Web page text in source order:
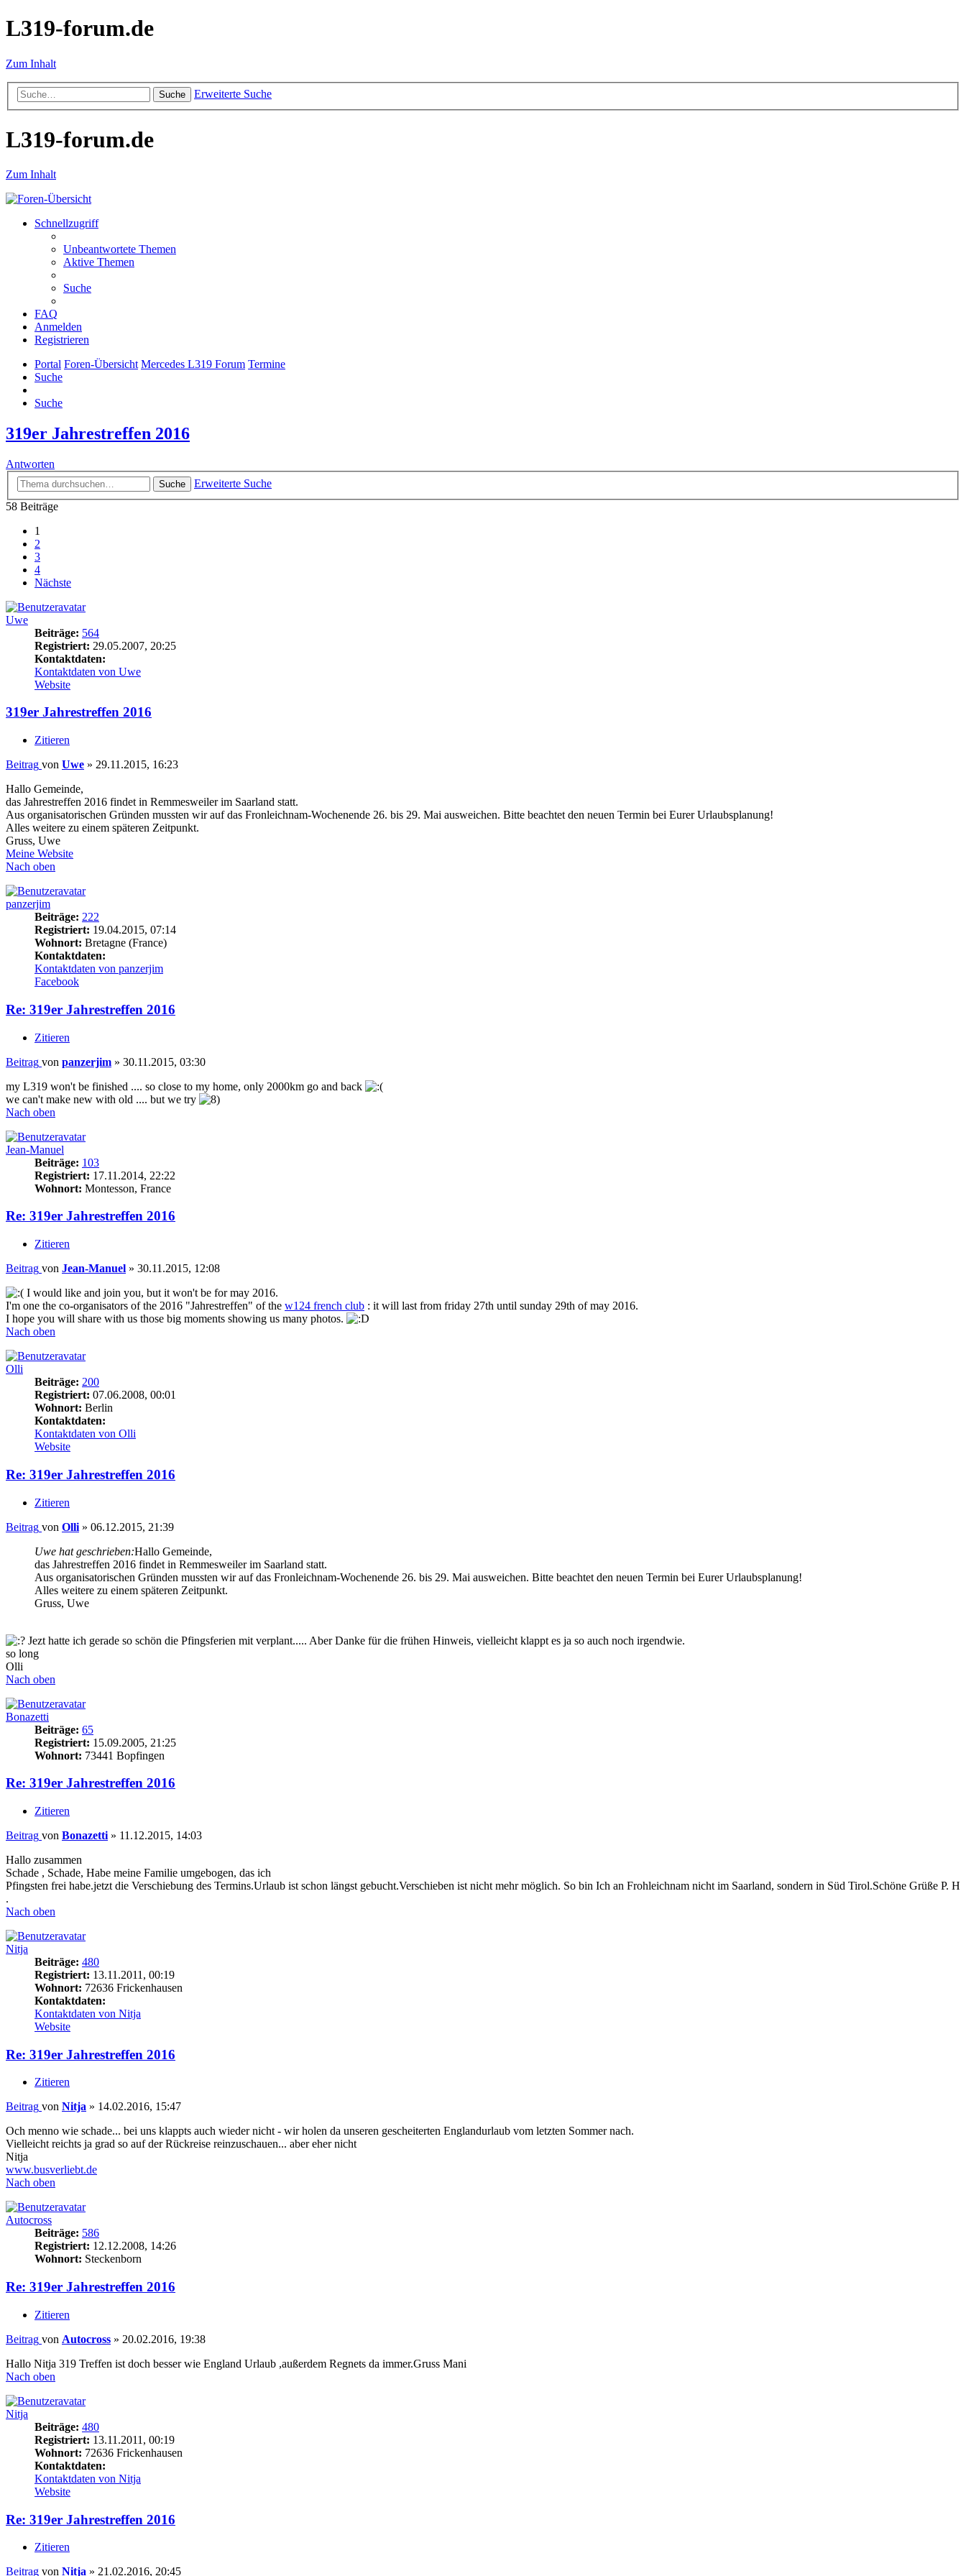
L319-forum.de
Zum Inhalt
Suche Erweiterte Suche
L319-forum.de
Zum Inhalt
Schnellzugriff
Unbeantwortete Themen
Aktive Themen
Suche
FAQ
Anmelden
Registrieren
Portal Foren-Übersicht Mercedes L319 Forum Termine
Suche
Suche
319er Jahrestreffen 2016
Antworten
Suche
Erweiterte Suche
58 Beiträge
1
2
3
4
Nächste
Uwe
Beiträge: 564
Registriert: 29.05.2007, 20:25
Kontaktdaten:
Kontaktdaten von Uwe
Website
319er Jahrestreffen 2016
Zitieren
Beitrag von Uwe » 29.11.2015, 16:23
Hallo Gemeinde,
das Jahrestreffen 2016 findet in Remmesweiler im Saarland statt.
Aus organisatorischen Gründen mussten wir auf das Fronleichnam-Wochenende 26. bis 29. Mai ausweichen. Bitte beachtet den neuen Termin bei Eurer Urlaubsplanung!
Alles weitere zu einem späteren Zeitpunkt.
Gruss, Uwe
Meine Website
Nach oben
panzerjim
Beiträge: 222
Registriert: 19.04.2015, 07:14
Wohnort: Bretagne (France)
Kontaktdaten:
Kontaktdaten von panzerjim
Facebook
Re: 319er Jahrestreffen 2016
Zitieren
Beitrag von panzerjim » 30.11.2015, 03:30
my L319 won't be finished .... so close to my home, only 2000km go and back
we can't make new with old .... but we try
Nach oben
Jean-Manuel
Beiträge: 103
Registriert: 17.11.2014, 22:22
Wohnort: Montesson, France
Re: 319er Jahrestreffen 2016
Zitieren
Beitrag von Jean-Manuel » 30.11.2015, 12:08
I would like and join you, but it won't be for may 2016.
I'm one the co-organisators of the 2016 "Jahrestreffen" of the w124 french club : it will last from friday 27th until sunday 29th of may 2016.
I hope you will share with us those big moments showing us many photos.
Nach oben
Olli
Beiträge: 200
Registriert: 07.06.2008, 00:01
Wohnort: Berlin
Kontaktdaten:
Kontaktdaten von Olli
Website
Re: 319er Jahrestreffen 2016
Zitieren
Beitrag von Olli » 06.12.2015, 21:39
Uwe hat geschrieben:Hallo Gemeinde,
das Jahrestreffen 2016 findet in Remmesweiler im Saarland statt.
Aus organisatorischen Gründen mussten wir auf das Fronleichnam-Wochenende 26. bis 29. Mai ausweichen. Bitte beachtet den neuen Termin bei Eurer Urlaubsplanung!
Alles weitere zu einem späteren Zeitpunkt.
Gruss, Uwe
Jezt hatte ich gerade so schön die Pfingsferien mit verplant..... Aber Danke für die frühen Hinweis, vielleicht klappt es ja so auch noch irgendwie.
so long
Olli
Nach oben
Bonazetti
Beiträge: 65
Registriert: 15.09.2005, 21:25
Wohnort: 73441 Bopfingen
Re: 319er Jahrestreffen 2016
Zitieren
Beitrag von Bonazetti » 11.12.2015, 14:03
Hallo zusammen
Schade , Schade, Habe meine Familie umgebogen, das ich
Pfingsten frei habe.jetzt die Verschiebung des Termins.Urlaub ist schon längst gebucht.Verschieben ist nicht mehr möglich. So bin Ich an Frohleichnam nicht im Saarland, sondern in Süd Tirol.Schöne Grüße P. H
.
Nach oben
Nitja
Beiträge: 480
Registriert: 13.11.2011, 00:19
Wohnort: 72636 Frickenhausen
Kontaktdaten:
Kontaktdaten von Nitja
Website
Re: 319er Jahrestreffen 2016
Zitieren
Beitrag von Nitja » 14.02.2016, 15:47
Och menno wie schade... bei uns klappts auch wieder nicht - wir holen da unseren gescheiterten Englandurlaub vom letzten Sommer nach.
Vielleicht reichts ja grad so auf der Rückreise reinzuschauen... aber eher nicht
Nitja
www.busverliebt.de
Nach oben
Autocross
Beiträge: 586
Registriert: 12.12.2008, 14:26
Wohnort: Steckenborn
Re: 319er Jahrestreffen 2016
Zitieren
Beitrag von Autocross » 20.02.2016, 19:38
Hallo Nitja 319 Treffen ist doch besser wie England Urlaub ,außerdem Regnets da immer.Gruss Mani
Nach oben
Nitja
Beiträge: 480
Registriert: 13.11.2011, 00:19
Wohnort: 72636 Frickenhausen
Kontaktdaten:
Kontaktdaten von Nitja
Website
Re: 319er Jahrestreffen 2016
Zitieren
Beitrag von Nitja » 21.02.2016, 20:45